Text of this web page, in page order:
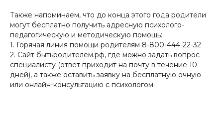
Также напоминаем, что до конца этого года родители
могут бесплатно получить адресную психолого-
педагогическую и методическую помощь:
1. Горячая линия помощи родителям 8-800-444-22-32
2. Сайт бытьродителем.рф, где можно задать вопрос
специалисту (ответ приходит на почту в течение 10
дней), а также оставить заявку на бесплатную очную
или онлайн-консультацию с психологом.